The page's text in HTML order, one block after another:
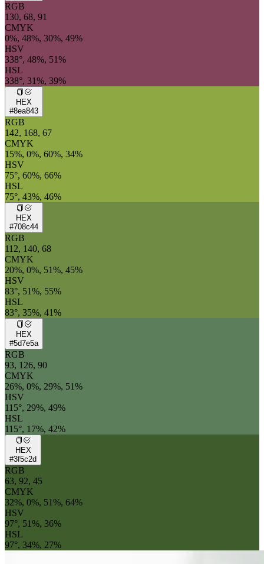
RGB
130, 68, 91
CMYK
0%, 48%, 30%, 49%
HSV
338°, 48%, 51%
HSL
338°, 31%, 39%
HEX
#8ea843
RGB
142, 168, 67
CMYK
15%, 0%, 60%, 34%
HSV
75°, 60%, 66%
HSL
75°, 43%, 46%
HEX
#708c44
RGB
112, 140, 68
CMYK
20%, 0%, 51%, 45%
HSV
83°, 51%, 55%
HSL
83°, 35%, 41%
HEX
#5d7e5a
RGB
93, 126, 90
CMYK
26%, 0%, 29%, 51%
HSV
115°, 29%, 49%
HSL
115°, 17%, 42%
HEX
#3f5c2d
RGB
63, 92, 45
CMYK
32%, 0%, 51%, 64%
HSV
97°, 51%, 36%
HSL
97°, 34%, 27%